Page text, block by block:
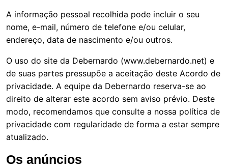
A informação pessoal recolhida pode incluir o seu
nome, e-mail, número de telefone e/ou celular,
endereço, data de nascimento e/ou outros.
O uso do site da Debernardo (www.debernardo.net) e
de suas partes pressupõe a aceitação deste Acordo de
privacidade. A equipe da Debernardo reserva-se ao
direito de alterar este acordo sem aviso prévio. Deste
modo, recomendamos que consulte a nossa política de
privacidade com regularidade de forma a estar sempre
atualizado.
Os anúncios